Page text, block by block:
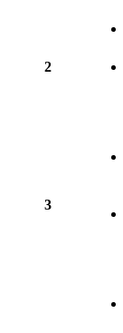
2
3